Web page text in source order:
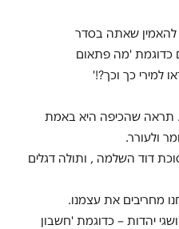
להאמין שאתה בסדר
כדוגמת 'מה פתאום
למירי כך וכך?!'
תראה שהכיפה היא באמת
ולעורר.
דוד השלמה , ותולה דגלים
מחריבים את עצמנו.
יהדות – כדוגמת 'חשבון